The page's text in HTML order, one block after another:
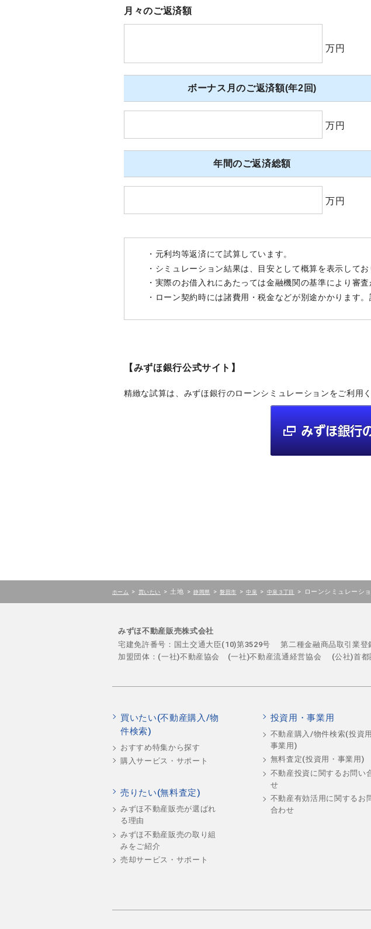
月々のご返済額
万円
ボーナス月のご返済額(年2回)
万円
年間のご返済総額
万円
・元利均等返済にて試算しています。
・シミュレーション結果は、目安として概算を表示して
・実際のお借入れにあたっては金融機関の基準により審査
・ローン契約時には諸費用・税金などが別途かかります
【みずほ銀行公式サイト】
精緻な試算は、みずほ銀行のローンシミュレーションをご利用く
ホーム > 買いたい > 土地 > 静岡県 > 磐田市 > 中泉 > 中泉３丁目 > ローンシミュレーシ
みずほ不動産販売株式会社
宅建免許番号：国土交通大臣(10)第3529号
第二種金融商品取引業
加盟団体：(一社)不動産協会 (一社)不動産流通経営協会
(公社)首
買いたい(不動産購入/物
件検索)
おすすめ特集から探す
購入サービス・サポート
売りたい(無料査定)
みずほ不動産販売が選ばれ
る理由
みずほ不動産販売の取り組
みをご紹介
売却サービス・サポート
投資用・事業用
不動産購入/物件検索(投資用
事業用)
無料査定(投資用・事業用)
不動産投資に関するお問い
せ
不動産有効活用に関するお
合わせ